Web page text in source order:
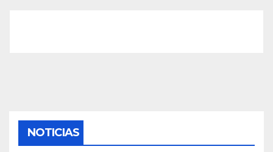
NOTICIAS